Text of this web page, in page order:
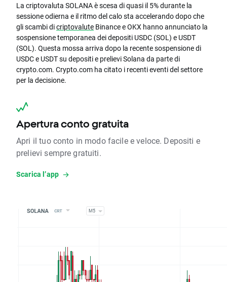
La criptovaluta SOLANA è scesa di quasi il 5% durante la
sessione odierna e il ritmo del calo sta accelerando dopo che
gli scambi dicriptovalute Binance e OKX hanno annunciato la
sospensione temporanea dei depositi USDC (SOL) e USDT
(SOL). Questa mossa arriva dopo la recente sospensione di
USDC e USDT su depositi e prelievi Solana da parte di
crypto.com. Crypto.com ha citato i recenti eventi del settore
per la decisione.
Apertura conto gratuita
Apri il tuo conto in modo facile e veloce. Depositi e
prelievi sempre gratuiti.
Scarica l’app